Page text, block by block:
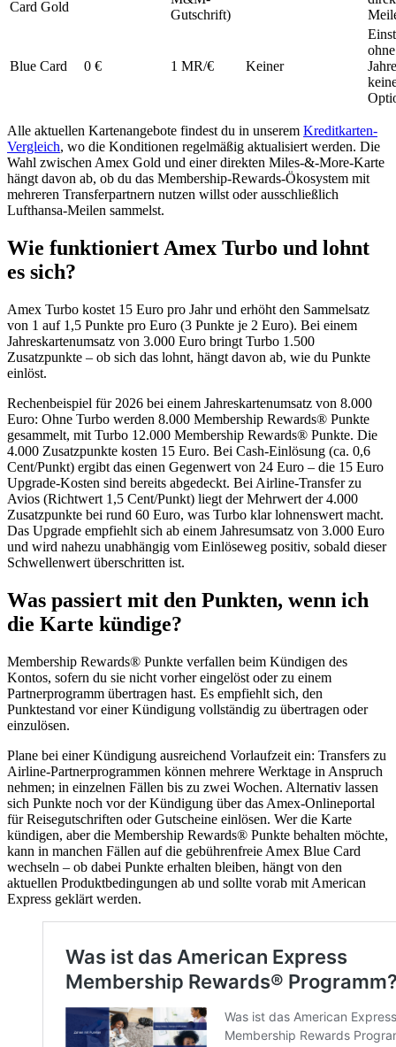
Card Gold
Gutschrift)
Blue Card 0 € 1 MR/€ Keiner
ohne
Alle aktuellen Kartenangebote findest du in unserem Kreditkarten-
Vergleich, wo die Konditionen regelmäßig aktualisiert werden. Die
Wahl zwischen Amex Gold und einer direkten Miles-&-More-Karte
hängt davon ab, ob du das Membership-Rewards-Ökosystem mit
mehreren Transferpartnern nutzen willst oder ausschließlich
Lufthansa-Meilen sammelst.
Wie funktioniert Amex Turbo und lohnt
es sich?
Amex Turbo kostet 15 Euro pro Jahr und erhöht den Sammelsatz
von 1 auf 1,5 Punkte pro Euro (3 Punkte je 2 Euro). Bei einem
Jahreskartenumsatz von 3.000 Euro bringt Turbo 1.500
Zusatzpunkte – ob sich das lohnt, hängt davon ab, wie du Punkte
einlöst.
Rechenbeispiel für 2026 bei einem Jahreskartenumsatz von 8.000
Euro: Ohne Turbo werden 8.000 Membership Rewards® Punkte
gesammelt, mit Turbo 12.000 Membership Rewards® Punkte. Die
4.000 Zusatzpunkte kosten 15 Euro. Bei Cash-Einlösung (ca. 0,6
Cent/Punkt) ergibt das einen Gegenwert von 24 Euro – die 15 Euro
Upgrade-Kosten sind bereits abgedeckt. Bei Airline-Transfer zu
Avios (Richtwert 1,5 Cent/Punkt) liegt der Mehrwert der 4.000
Zusatzpunkte bei rund 60 Euro, was Turbo klar lohnenswert macht.
Das Upgrade empfiehlt sich ab einem Jahresumsatz von 3.000 Euro
und wird nahezu unabhängig vom Einlöseweg positiv, sobald dieser
Schwellenwert überschritten ist.
Was passiert mit den Punkten, wenn ich
die Karte kündige?
Membership Rewards® Punkte verfallen beim Kündigen des
Kontos, sofern du sie nicht vorher eingelöst oder zu einem
Partnerprogramm übertragen hast. Es empfiehlt sich, den
Punktestand vor einer Kündigung vollständig zu übertragen oder
einzulösen.
Plane bei einer Kündigung ausreichend Vorlaufzeit ein: Transfers zu
Airline-Partnerprogrammen können mehrere Werktage in Anspruch
nehmen; in einzelnen Fällen bis zu zwei Wochen. Alternativ lassen
sich Punkte noch vor der Kündigung über das Amex-Onlineportal
für Reisegutschriften oder Gutscheine einlösen. Wer die Karte
kündigen, aber die Membership Rewards® Punkte behalten möchte,
kann in manchen Fällen auf die gebührenfreie Amex Blue Card
wechseln – ob dabei Punkte erhalten bleiben, hängt von den
aktuellen Produktbedingungen ab und sollte vorab mit American
Express geklärt werden.